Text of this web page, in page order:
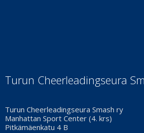
Turun Cheerleadingseura
Turun Cheerleadingseura Smash ry
Manhattan Sport Center (4. krs)
Pitkämäenkatu 4 B